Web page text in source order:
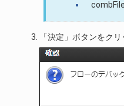
「決定」ボタンをクリ